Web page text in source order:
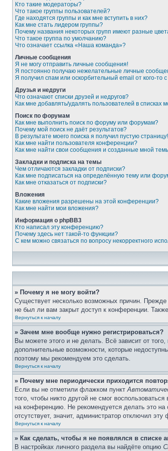
Кто такие модераторы?
Что такое группы пользователей?
Где находятся группы и как мне вступить в них?
Как мне стать лидером группы?
Почему названия некоторых групп имеют разные
Что такое группа по умолчанию?
Что означает ссылка «Наша команда»?
Личные сообщения
Я не могу отправить личные сообщения!
Я постоянно получаю нежелательные личные
Я получил спам или оскорбительный email от кого-то
Друзья и недруги
Что означают списки друзей и недругов?
Как мне добавлять/удалять пользователей в списках
Поиск по форумам
Как мне выполнить поиск по форуму или форумам?
Почему мой поиск не даёт результатов?
В результате моего поиска я получил пустую страницу!
Как мне найти пользователя конференции?
Как мне найти свои сообщения и созданные мной
Закладки и подписка на темы
Чем отличаются закладки от подписки?
Как мне подписаться на определённую тему или
Как мне отказаться от подписки?
Вложения
Какие вложения разрешены на этой конференции?
Как мне найти мои вложения?
Информация о phpBB3
Кто написал эту конференцию?
Почему здесь нет такой-то функции?
С кем можно связаться по вопросу некорректного
» Почему я не могу войти?
Существует несколько возможных причин.
не был ли вам закрыт доступ к конференции.
Вернуться к началу
» Зачем мне вообще нужно регистрироваться?
Вы можете этого и не делать. Всё зависит от
дополнительные возможности, которые
поэтому мы рекомендуем это сделать.
Вернуться к началу
» Почему мне периодически приходится
Если вы не отметили флажком пункт
того, чтобы никто другой не смог
на конференцию. Не рекомендуется делать это
отсутствует, значит, администратор отключил эту
Вернуться к началу
» Как сделать, чтобы я не появлялся в списке
В настройках личного раздела вы найдёте опцию